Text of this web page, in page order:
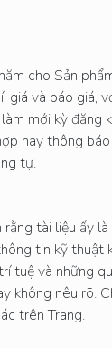
cho Sản
và báo giá,
mới kỳ đăng
hay thông
tự.
tài liệu ấy
tin kỹ thuật
tuệ và những
không nêu rõ.
trên Trang.